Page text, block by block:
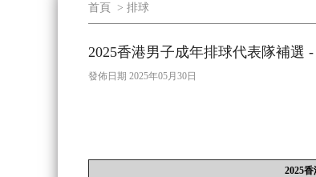
首頁 > 排球
2025香港男子成年排球代表隊補選
發佈日期 2025年05月30日
2025